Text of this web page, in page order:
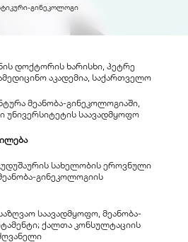
გინეკოლოგი
დოქტორის ხარისხი, პეტრე
აკადემია, საქართველო
მეანობა-გინეკოლოგიაში,
უნივერსიტეტის საავადმყოფო
სახელობის ეროვნული
გინეკოლოგიის
საავადმყოფო, მეანობა-
ქალთა კონსულტაციის